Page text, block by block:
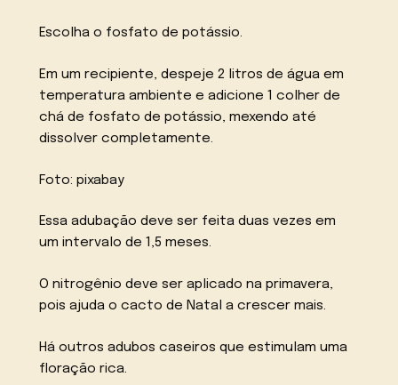
Escolha o fosfato de potássio.
Em um recipiente, despeje 2 litros de água em
temperatura ambiente e adicione 1 colher de
chá de fosfato de potássio, mexendo até
dissolver completamente.
Foto: pixabay
Essa adubação deve ser feita duas vezes em
um intervalo de 1,5 meses.
O nitrogênio deve ser aplicado na primavera,
pois ajuda o cacto de Natal a crescer mais.
Há outros adubos caseiros que estimulam uma
floração rica.